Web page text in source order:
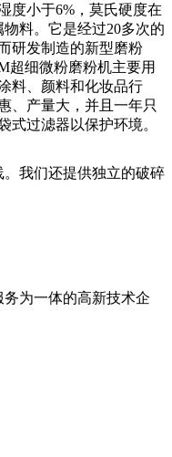
度小于6%，莫氏硬度在
料。它是经过20多次的
研发制造的新型磨粉
超细微粉磨粉机主要用
料、颜料和化妆品行
、产量大，并且一年只
式过滤器以保护环境。
我们还提供独立的破碎
为一体的高新技术企